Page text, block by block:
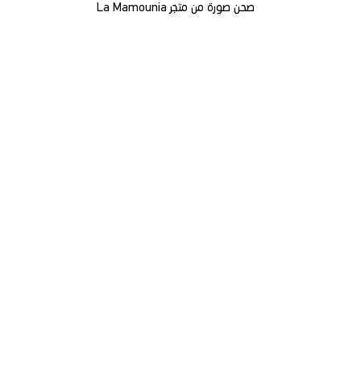
صحن صورة من متجر La Mamounia